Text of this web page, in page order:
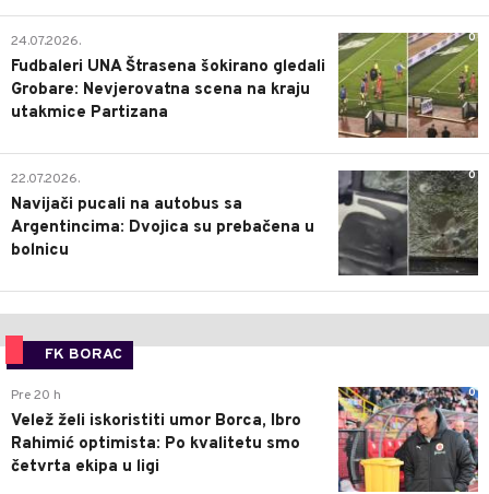
0
24.07.2026.
Fudbaleri UNA Štrasena šokirano gledali
Grobare: Nevjerovatna scena na kraju
utakmice Partizana
0
22.07.2026.
Navijači pucali na autobus sa
Argentincima: Dvojica su prebačena u
bolnicu
FK BORAC
0
Pre 20 h
Velež želi iskoristiti umor Borca, Ibro
Rahimić optimista: Po kvalitetu smo
četvrta ekipa u ligi